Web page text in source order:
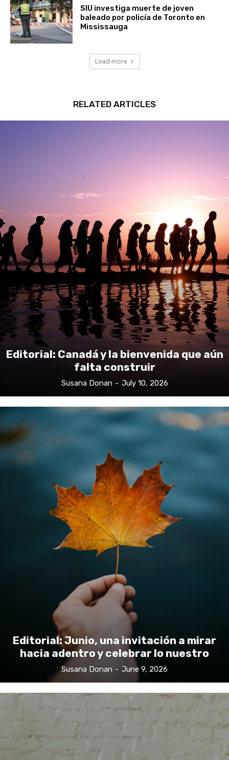
SIU investiga muerte de joven
baleado por policía de Toronto en
Mississauga
Load more
RELATED ARTICLES
Editorial: Canadá y la bienvenida que aún
falta construir
Susana Donan - July 10, 2026
Editorial: Junio, una invitación a mirar
hacia adentro y celebrar lo nuestro
Susana Donan - June 9, 2026